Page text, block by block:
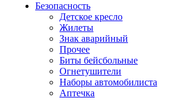
Безопасность
Детское кресло
Жилеты
Знак аварийный
Прочее
Биты бейсбольные
Огнетушители
Наборы автомобилиста
Аптечка